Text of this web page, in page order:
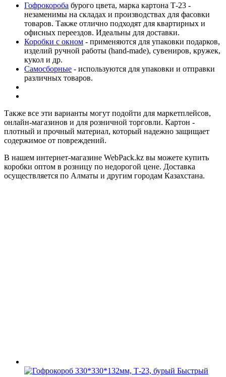
Гофрокороба бурого цвета, марка картона Т-23 -
незаменимы на складах и производствах для фасовки
товаров. Также отлично подходят для квартирных и
офисных переездов. Идеальны для доставки.
Коробки с окном - применяются для упаковки подарков,
изделий ручной работы (hand-made), сувениров, кружек,
кукол и др.
Самосборные - используются для упаковки и отправки
различных товаров.
Также все эти варианты могут подойти для маркетплейсов,
онлайн-магазинов и для розничной торговли. Картон -
плотный и прочный материал, который надежно защищает
содержимое от повреждений.
В нашем интернет-магазине WebPack.kz вы можете купить
коробки оптом в розницу по недорогой цене. Доставка
осуществляется по Алматы и другим городам Казахстана.
Быстрый